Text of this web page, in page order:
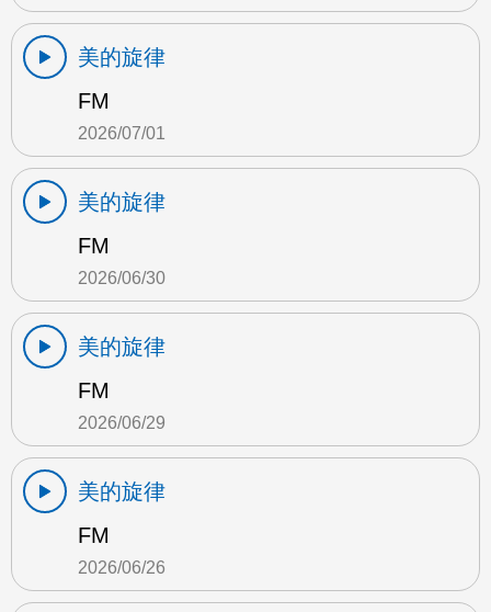
美的旋律
FM
2026/07/01
美的旋律
FM
2026/06/30
美的旋律
FM
2026/06/29
美的旋律
FM
2026/06/26